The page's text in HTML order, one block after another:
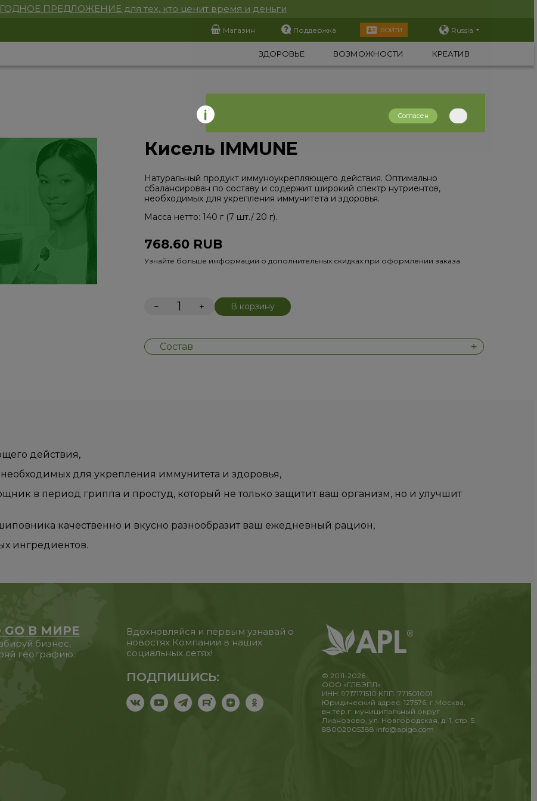
ПРЕДЛОЖЕНИЕ для тех, кто ценит время и деньги
Магазин Поддержка ВОЙТИ Russia
ЗДОРОВЬЕ ВОЗМОЖНОСТИ КРЕАТИВ
Кисель IMMUNE
Натуральный продукт иммуноукрепляющего действия. Оптимально
сбалансирован по составу и содержит широкий спектр нутриентов,
необходимых для укрепления иммунитета и здоровья.
Масса нетто: 140 г (7 шт./ 20 г).
768.60 RUB
Узнайте больше информации о дополнительных скидках при оформлении заказа
− + В корзину
Состав
действия,
для укрепления иммунитета и здоровья,
в период гриппа и простуд, который не только защитит ваш организм, но и улучшит
качественно и вкусно разнообразит ваш ежедневный рацион,
ингредиентов.
GO В МИРЕ
бизнес,
географию.
Вдохновляйся и первым узнавай о
новостях Компании в наших
социальных сетях!
ПОДПИШИСЬ:
© 2011-2026
ООО «ГЛБЭПЛ»
ИНН: 9717171510 КПП: 771501001
Юридический адрес: 127576, г.Москва,
вн.тер.г. муниципальный округ
Лианозово, ул. Новгородская, д. 1, стр. 5
88002005388 info@aplgo.com
Согласен